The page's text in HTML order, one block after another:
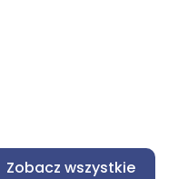
Zobacz wszystkie